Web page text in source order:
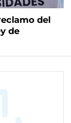
del
de